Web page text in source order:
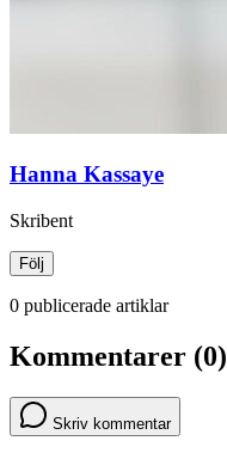
Hanna Kassaye
Skribent
Följ
0 publicerade artiklar
Kommentarer (0)
Skriv kommentar